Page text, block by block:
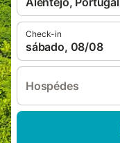
Check-in
sábado, 08/08
Hospédes